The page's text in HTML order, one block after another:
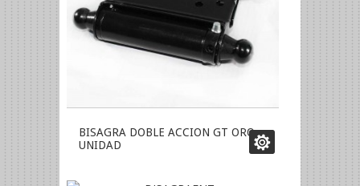
BISAGRA DOBLE ACCION GT ORO
UNIDAD